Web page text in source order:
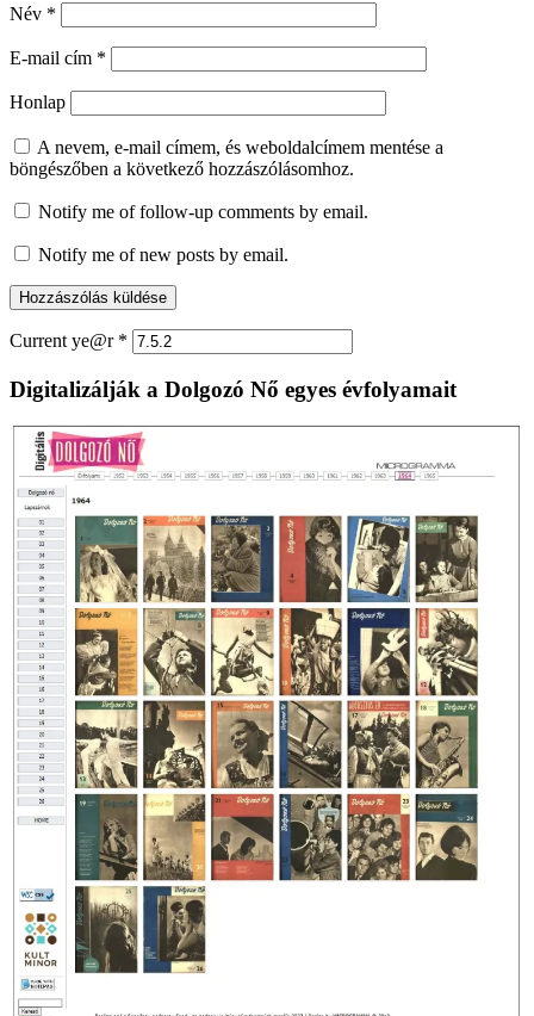
Név *
E-mail cím *
Honlap
A nevem, e-mail címem, és weboldalcímem mentése a
böngészőben a következő hozzászólásomhoz.
Notify me of follow-up comments by email.
Notify me of new posts by email.
Current ye@r *
Digitalizálják a Dolgozó Nő egyes évfolyamait